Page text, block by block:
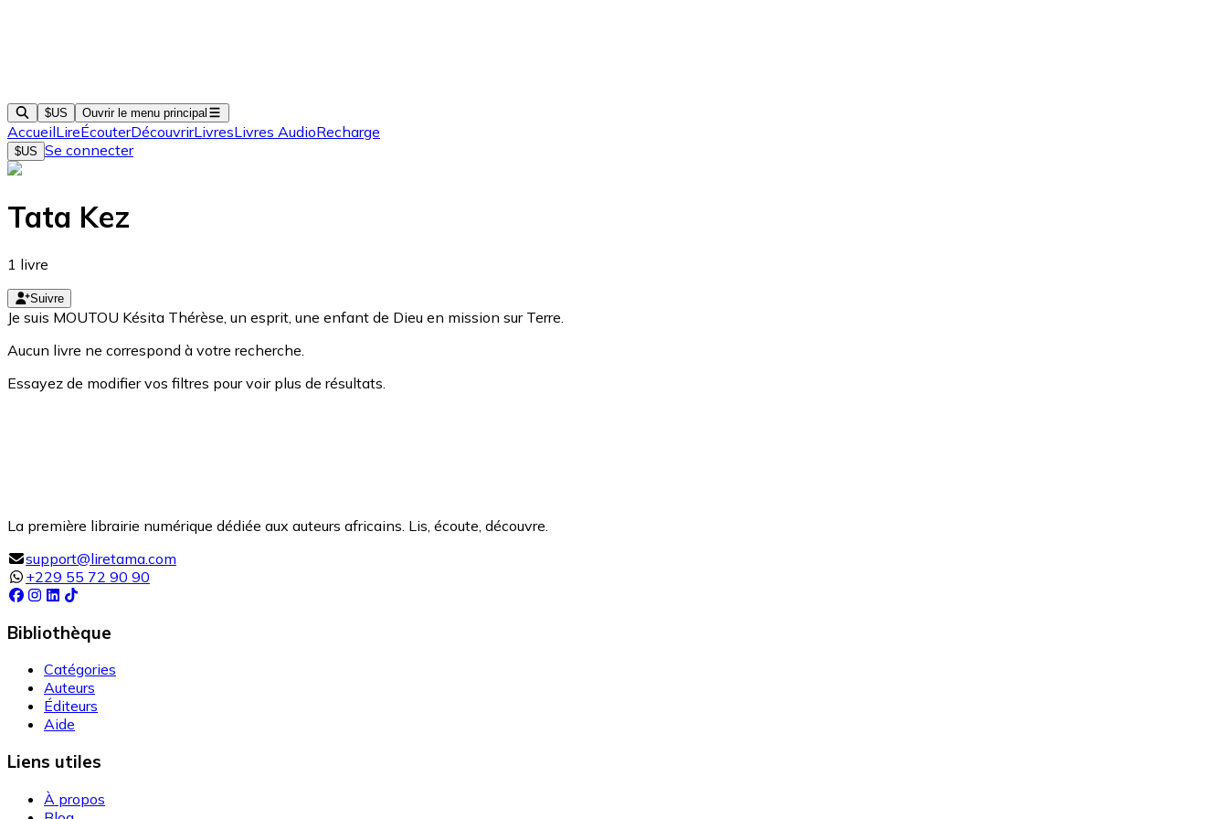
$US Ouvrir le menu principal
AccueilLireÉcouterDécouvrirLivresLivres AudioRecharge
$US Se connecter
Tata Kez
1 livre
Suivre
Je suis MOUTOU Késita Thérèse, un esprit, une enfant de Dieu en mission sur Terre.
Aucun livre ne correspond à votre recherche.
Essayez de modifier vos filtres pour voir plus de résultats.
La première librairie numérique dédiée aux auteurs africains. Lis, écoute, découvre.
support@liretama.com
+229 55 72 90 90
Bibliothèque
Catégories
Auteurs
Éditeurs
Aide
Liens utiles
À propos